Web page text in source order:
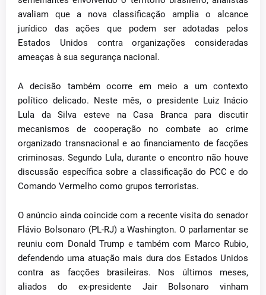
avaliam que a nova classificação amplia o alcance
jurídico das ações que podem ser adotadas pelos
Estados Unidos contra organizações consideradas
ameaças à sua segurança nacional.
A decisão também ocorre em meio a um contexto
político delicado. Neste mês, o presidente Luiz Inácio
Lula da Silva esteve na Casa Branca para discutir
mecanismos de cooperação no combate ao crime
organizado transnacional e ao financiamento de facções
criminosas. Segundo Lula, durante o encontro não houve
discussão específica sobre a classificação do PCC e do
Comando Vermelho como grupos terroristas.
O anúncio ainda coincide com a recente visita do senador
Flávio Bolsonaro (PL-RJ) a Washington. O parlamentar se
reuniu com Donald Trump e também com Marco Rubio,
defendendo uma atuação mais dura dos Estados Unidos
contra as facções brasileiras. Nos últimos meses,
aliados do ex-presidente Jair Bolsonaro vinham